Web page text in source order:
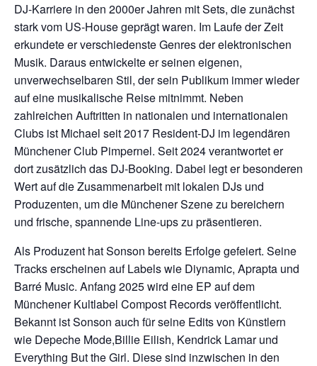
DJ-Karriere in den 2000er Jahren mit Sets, die zunächst
stark vom US-House geprägt waren. Im Laufe der Zeit
erkundete er verschiedenste Genres der elektronischen
Musik. Daraus entwickelte er seinen eigenen,
unverwechselbaren Stil, der sein Publikum immer wieder
auf eine musikalische Reise mitnimmt. Neben
zahlreichen Auftritten in nationalen und internationalen
Clubs ist Michael seit 2017 Resident-DJ im legendären
Münchener Club Pimpernel. Seit 2024 verantwortet er
dort zusätzlich das DJ-Booking. Dabei legt er besonderen
Wert auf die Zusammenarbeit mit lokalen DJs und
Produzenten, um die Münchener Szene zu bereichern
und frische, spannende Line-ups zu präsentieren.
Als Produzent hat Sonson bereits Erfolge gefeiert. Seine
Tracks erscheinen auf Labels wie Diynamic, Aprapta und
Barré Music. Anfang 2025 wird eine EP auf dem
Münchener Kultlabel Compost Records veröffentlicht.
Bekannt ist Sonson auch für seine Edits von Künstlern
wie Depeche Mode,Billie Eilish, Kendrick Lamar und
Everything But the Girl. Diese sind inzwischen in den